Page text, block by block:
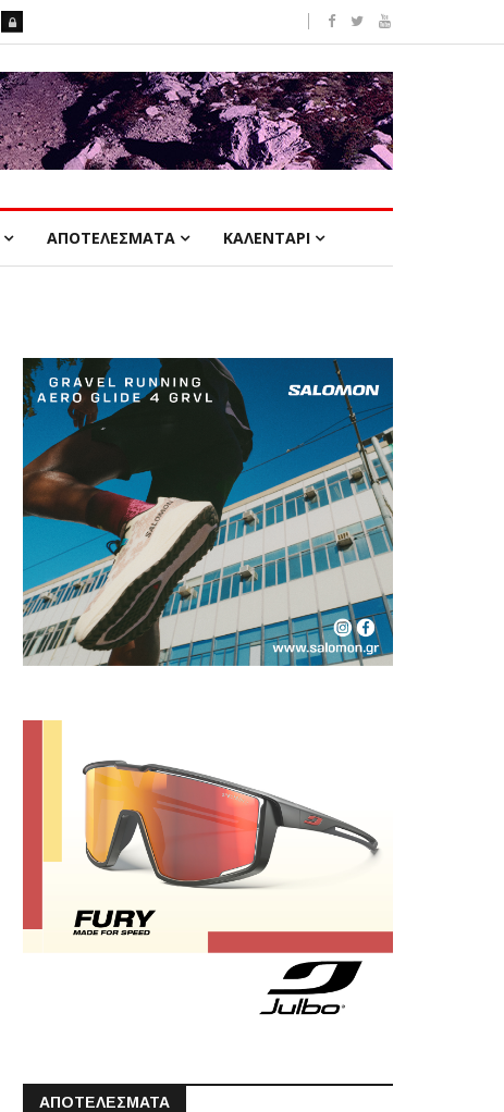
ΑΠΟΤΕΛΕΣΜΑΤΑ ΚΑΛΕΝΤΑΡΙ
ΑΠΟΤΕΛΕΣΜΑΤΑ